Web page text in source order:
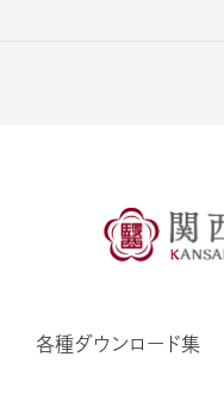
各種ダウンロード集